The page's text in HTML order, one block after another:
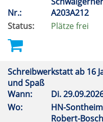
Nr.:
A203A212
Status:
Plätze frei
Schreibwerkstatt ab 16
und Spaß
Wann:
Di.
Wo:
HN-
Robert-